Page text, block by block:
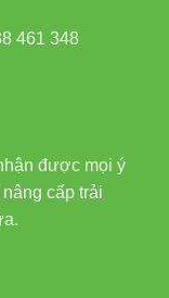
được mọi ý
cấp trải
461 348